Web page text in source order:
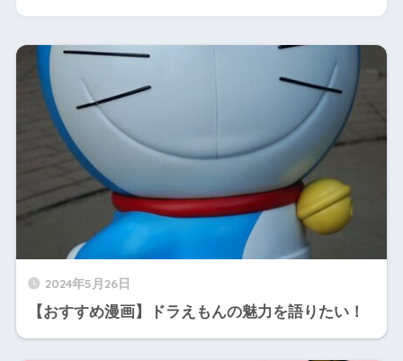
2024年5月26日
【おすすめ漫画】ドラえもんの魅力を語りたい！